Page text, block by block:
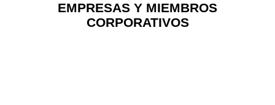
EMPRESAS Y MIEMBROS
CORPORATIVOS